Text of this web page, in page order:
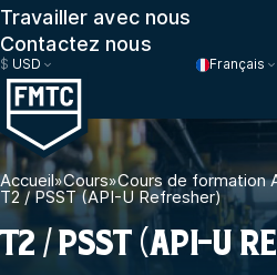
Travailler avec nous
Contactez nous
$ USD Français
Accueil»Cours»Cours de formation
T2 / PSST (API-U Refresher)
T2 / PSST (API-U